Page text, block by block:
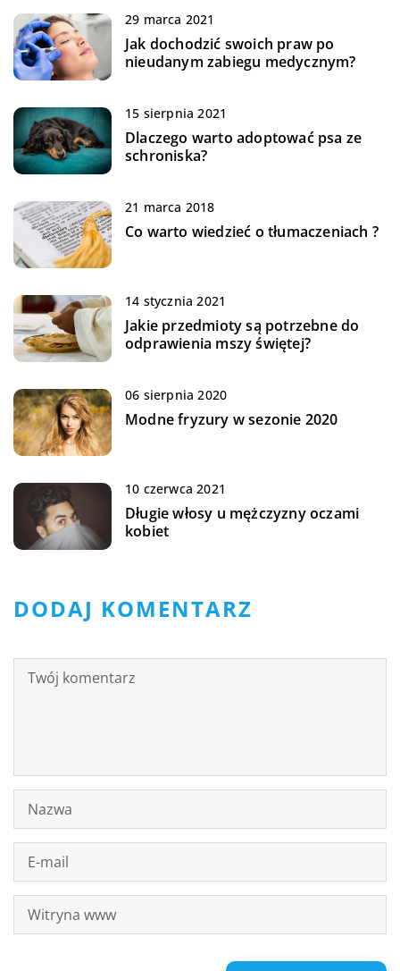
29 marca 2021
Jak dochodzić swoich praw po
nieudanym zabiegu medycznym?
15 sierpnia 2021
Dlaczego warto adoptować psa ze
schroniska?
21 marca 2018
Co warto wiedzieć o tłumaczeniach ?
14 stycznia 2021
Jakie przedmioty są potrzebne do
odprawienia mszy świętej?
06 sierpnia 2020
Modne fryzury w sezonie 2020
10 czerwca 2021
Długie włosy u mężczyzny oczami
kobiet
DODAJ KOMENTARZ